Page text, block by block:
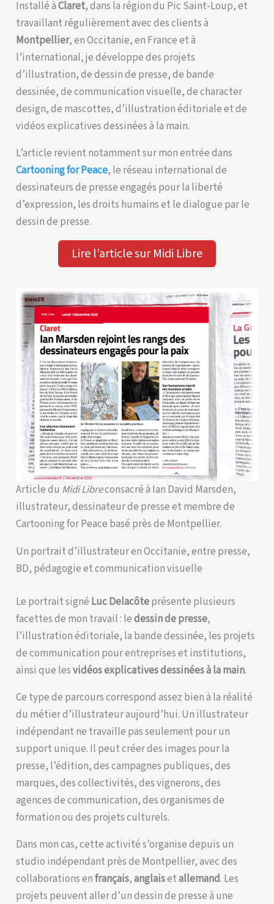
Installé àClaret, dans la région du Pic Saint-Loup, et
travaillant régulièrement avec des clients à
Montpellier, en Occitanie, en France et à
l’international, je développe des projets
d’illustration, de dessin de presse, de bande
dessinée, de communication visuelle, de character
design, de mascottes, d’illustration éditoriale et de
vidéos explicatives dessinées à la main.
L’article revient notamment sur mon entrée dans
Cartooning for Peace, le réseau international de
dessinateurs de presse engagés pour la liberté
d’expression, les droits humains et le dialogue par le
dessin de presse.
Lire l’article sur Midi Libre
Article du Midi Libreconsacré à Ian David Marsden,
illustrateur, dessinateur de presse et membre de
Cartooning for Peace basé près de Montpellier.
Un portrait d’illustrateur en Occitanie, entre presse,
BD, pédagogie et communication visuelle
Le portrait signé Luc Delacôteprésente plusieurs
facettes de mon travail : ledessin de presse,
l’illustration éditoriale, la bande dessinée, les projets
de communication pour entreprises et institutions,
ainsi que lesvidéos explicatives dessinées à la main.
Ce type de parcours correspond assez bien à la réalité
du métier d’illustrateur aujourd’hui. Un illustrateur
indépendant ne travaille pas seulement pour un
support unique. Il peut créer des images pour la
presse, l’édition, des campagnes publiques, des
marques, des collectivités, des vignerons, des
agences de communication, des organismes de
formation ou des projets culturels.
Dans mon cas, cette activité s’organise depuis un
studio indépendant près de Montpellier, avec des
collaborations enfrançais,anglaisetallemand. Les
projets peuvent aller d’un dessin de presse à une